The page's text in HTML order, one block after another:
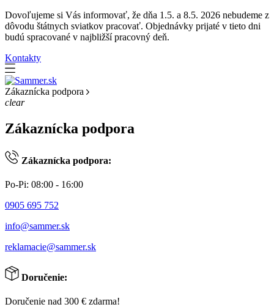
Dovoľujeme si Vás informovať, že dňa 1.5. a 8.5. 2026 nebudeme z
dôvodu štátnych sviatkov pracovať. Objednávky prijaté v tieto dni
budú spracované v najbližší pracovný deň.
Kontakty
Zákaznícka podpora
clear
Zákaznícka podpora
Zákaznícka podpora:
Po-Pi: 08:00 - 16:00
0905 695 752
info@sammer.sk
reklamacie@sammer.sk
Doručenie:
Doručenie nad 300 € zdarma!